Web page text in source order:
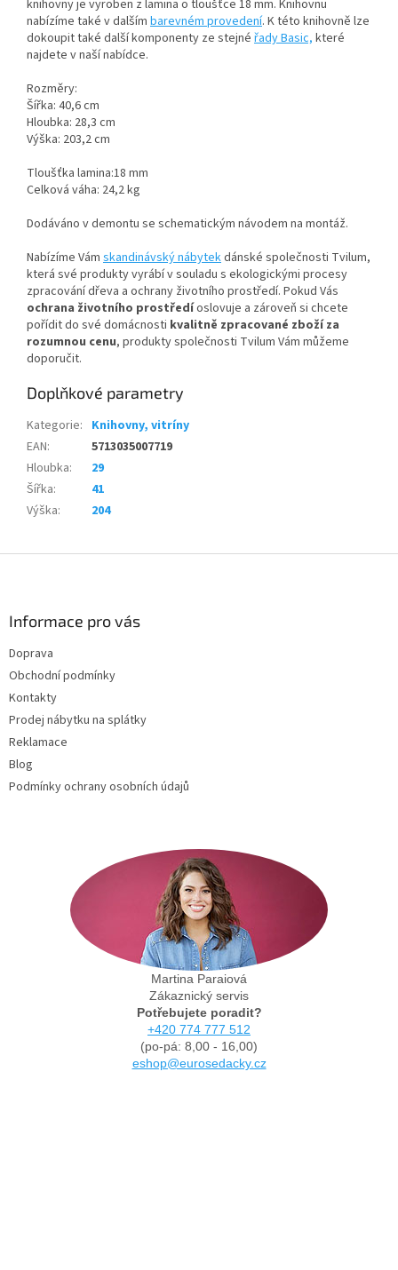
knihovny je vyroben z lamina o tloušťce 18 mm. Knihovnu
nabízíme také v dalším barevném provedení. K této knihovně lze
dokoupit také další komponenty ze stejné řady Basic, které
najdete v naší nabídce.
Rozměry:
Šířka: 40,6 cm
Hloubka: 28,3 cm
Výška: 203,2 cm
Tloušťka lamina:18 mm
Celková váha: 24,2 kg
Dodáváno v demontu se schematickým návodem na montáž.
Nabízíme Vám skandinávský nábytekdánské společnosti Tvilum,
která své produkty vyrábí v souladu s ekologickými procesy
zpracování dřeva a ochrany životního prostředí. Pokud Vás
ochrana životního prostředíoslovuje a zároveň si chcete
pořídit do své domácnosti kvalitně zpracované zboží za
rozumnou cenu, produkty společnosti Tvilum Vám můžeme
doporučit.
Doplňkové parametry
Kategorie: Knihovny, vitríny
EAN:
5713035007719
Hloubka:
29
Šířka:
41
Výška: 204
Informace pro vás
Doprava
Obchodní podmínky
Kontakty
Prodej nábytku na splátky
Reklamace
Blog
Podmínky ochrany osobních údajů
Martina Paraiová
Zákaznický servis
Potřebujete poradit?
+420 774 777 512
(po-pá: 8,00 - 16,00)
eshop@eurosedacky.cz